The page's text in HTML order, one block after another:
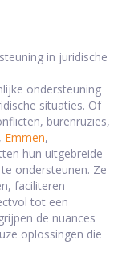
in juridische
ondersteuning
situaties. Of
burenruzies,
, Emmen,
hun uitgebreide
ondersteunen. Ze
faciliteren
tot een
de nuances
oplossingen die